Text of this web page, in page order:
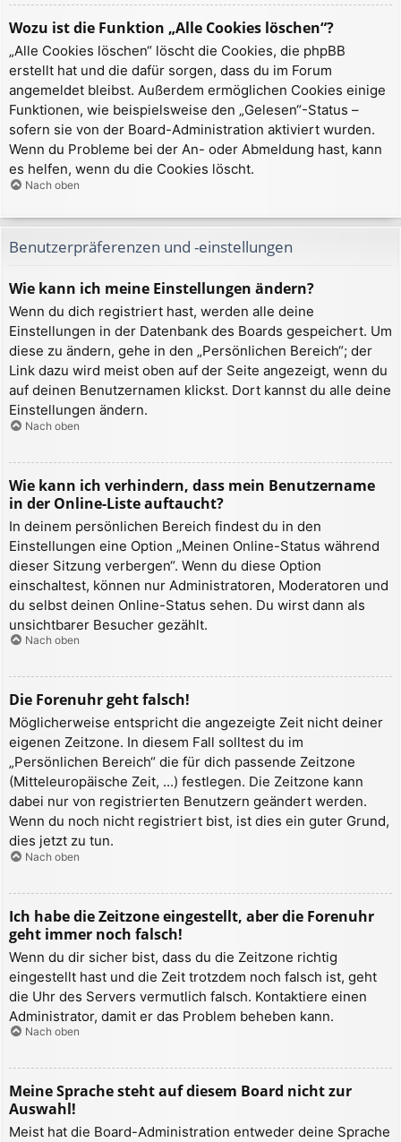
Wozu ist die Funktion „Alle Cookies löschen“?
„Alle Cookies löschen“ löscht die Cookies, die phpBB
erstellt hat und die dafür sorgen, dass du im Forum
angemeldet bleibst. Außerdem ermöglichen Cookies einige
Funktionen, wie beispielsweise den „Gelesen“-Status –
sofern sie von der Board-Administration aktiviert wurden.
Wenn du Probleme bei der An- oder Abmeldung hast, kann
es helfen, wenn du die Cookies löscht.
Nach oben
Benutzerpräferenzen und -einstellungen
Wie kann ich meine Einstellungen ändern?
Wenn du dich registriert hast, werden alle deine
Einstellungen in der Datenbank des Boards gespeichert. Um
diese zu ändern, gehe in den „Persönlichen Bereich“; der
Link dazu wird meist oben auf der Seite angezeigt, wenn du
auf deinen Benutzernamen klickst. Dort kannst du alle deine
Einstellungen ändern.
Nach oben
Wie kann ich verhindern, dass mein Benutzername
in der Online-Liste auftaucht?
In deinem persönlichen Bereich findest du in den
Einstellungen eine Option „Meinen Online-Status während
dieser Sitzung verbergen“. Wenn du diese Option
einschaltest, können nur Administratoren, Moderatoren und
du selbst deinen Online-Status sehen. Du wirst dann als
unsichtbarer Besucher gezählt.
Nach oben
Die Forenuhr geht falsch!
Möglicherweise entspricht die angezeigte Zeit nicht deiner
eigenen Zeitzone. In diesem Fall solltest du im
„Persönlichen Bereich“ die für dich passende Zeitzone
(Mitteleuropäische Zeit, ...) festlegen. Die Zeitzone kann
dabei nur von registrierten Benutzern geändert werden.
Wenn du noch nicht registriert bist, ist dies ein guter Grund,
dies jetzt zu tun.
Nach oben
Ich habe die Zeitzone eingestellt, aber die Forenuhr
geht immer noch falsch!
Wenn du dir sicher bist, dass du die Zeitzone richtig
eingestellt hast und die Zeit trotzdem noch falsch ist, geht
die Uhr des Servers vermutlich falsch. Kontaktiere einen
Administrator, damit er das Problem beheben kann.
Nach oben
Meine Sprache steht auf diesem Board nicht zur
Auswahl!
Meist hat die Board-Administration entweder deine Sprache